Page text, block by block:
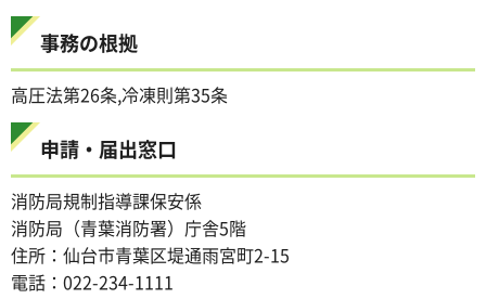
事務の根拠
高圧法第26条,冷凍則第35条
申請・届出窓口
消防局規制指導課保安係
消防局（青葉消防署）庁舎5階
住所：仙台市青葉区堤通雨宮町2-15
電話：022-234-1111